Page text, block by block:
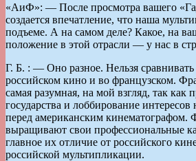
«AиФ»: — После просмотра вашего
создается впечатление, что наша
подъеме. А на самом деле? Какое, на
положение в этой отрасли — у нас в
Г. Б. : — Оно разное. Нельзя
российском кино и во французском.
самая разумная, на мой взгляд, так как
государства и лоббирование
перед американским кинематографом.
выращивают свои профессиональные
главное их отличие от российского
российской мультипликации.